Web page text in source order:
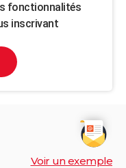
fonctionnalités
inscrivant
Voir un exemple